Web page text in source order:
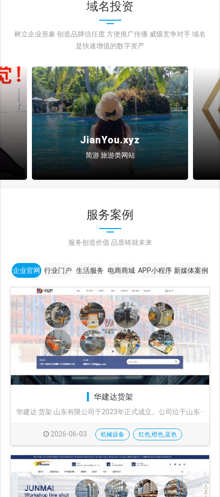
域名投资
树立企业形象 创造品牌信任度 方便推广传播 威慑竞争对手 域名
是快速增值的数字资产
JianYou.xyz
简游 旅游类网站
服务案例
服务创造价值 品质铸就未来
企业官网 行业门户 生活服务 电商商城 APP小程序 新媒体案例
华建达货架
华建达 货架 山东有限公司于2023年正式成立。公司位于山东···
2026-06-03 机械设备 红色,橙色,蓝色